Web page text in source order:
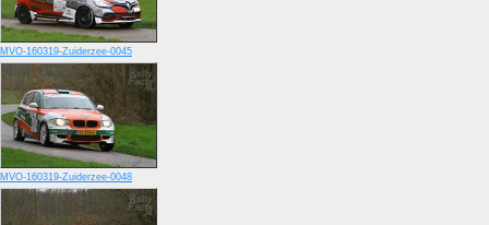
MVO-160319-Zuiderzee-0045
MVO-160319-Zuiderzee-0048